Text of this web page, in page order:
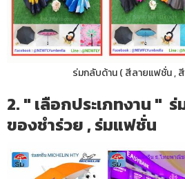
ร่มกลับด้าน ( สีลายแฟชั่น ,
2. " เลือกประเภทงาน " ร่
ของชำร่วย , ร่มแฟชั่น